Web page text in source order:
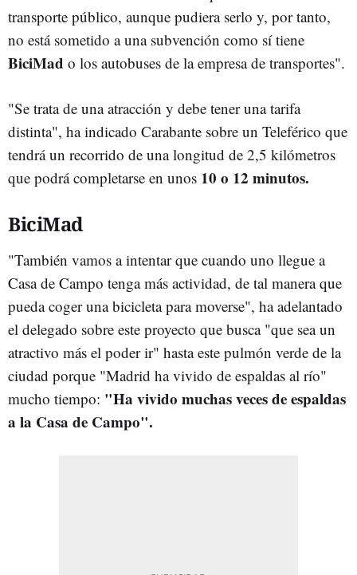
transporte público, aunque pudiera serlo y, por tanto,
no está sometido a una subvención como sí tiene
BiciMad o los autobuses de la empresa de transportes".
"Se trata de una atracción y debe tener una tarifa
distinta", ha indicado Carabante sobre un Teleférico que
tendrá un recorrido de una longitud de 2,5 kilómetros
que podrá completarse en unos 10 o 12 minutos.
BiciMad
"También vamos a intentar que cuando uno llegue a
Casa de Campo tenga más actividad, de tal manera que
pueda coger una bicicleta para moverse", ha adelantado
el delegado sobre este proyecto que busca "que sea un
atractivo más el poder ir" hasta este pulmón verde de la
ciudad porque "Madrid ha vivido de espaldas al río"
mucho tiempo: "Ha vivido muchas veces de espaldas
a la Casa de Campo".